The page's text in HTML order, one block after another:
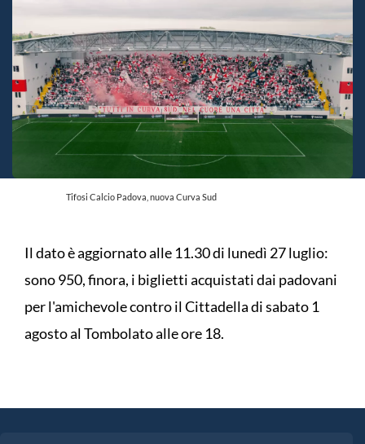
Tifosi Calcio Padova, nuova Curva Sud
Il dato è aggiornato alle 11.30 di lunedì 27 luglio:
sono 950, finora, i biglietti acquistati dai padovani
per l'amichevole contro il Cittadella di sabato 1
agosto al Tombolato alle ore 18.